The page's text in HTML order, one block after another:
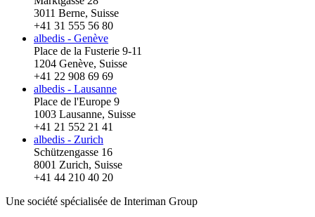
3011 Berne, Suisse
+41 31 555 56 80
albedis - Genève
Place de la Fusterie 9-11
1204 Genève, Suisse
+41 22 908 69 69
albedis - Lausanne
Place de l'Europe 9
1003 Lausanne, Suisse
+41 21 552 21 41
albedis - Zurich
Schützengasse 16
8001 Zurich, Suisse
+41 44 210 40 20
Une société spécialisée de Interiman Group